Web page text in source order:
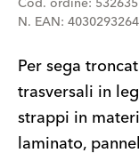
N. EAN:
Per sega
trasversali in
strappi in
laminato,